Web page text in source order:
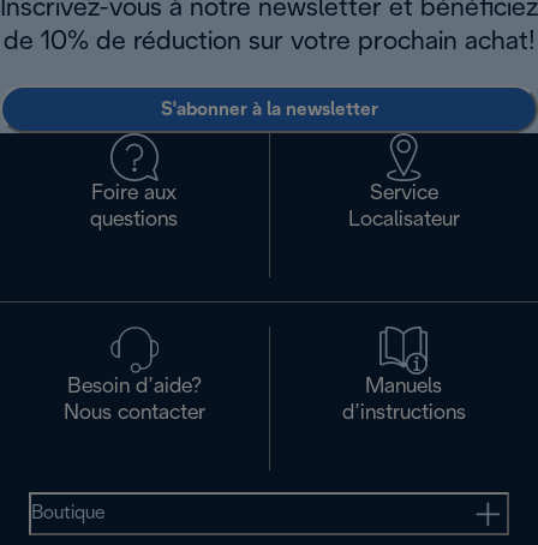
Inscrivez-vous à notre newsletter et bénéficiez
de 10% de réduction sur votre prochain achat!
S'abonner à la newsletter
Foire aux
questions
Service
Localisateur
Besoin d’aide?
Nous contacter
Manuels
d’instructions
Boutique